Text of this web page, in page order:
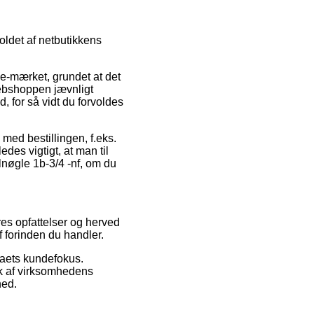
af netbutikkens
mærket, grundet at det
jævnligt
for så vidt du forvoldes
bestillingen, f.eks.
vigtigt, at man til
1b-3/4 -nf, om du
opfattelser og herved
du handler.
kundefokus.
af virksomhedens